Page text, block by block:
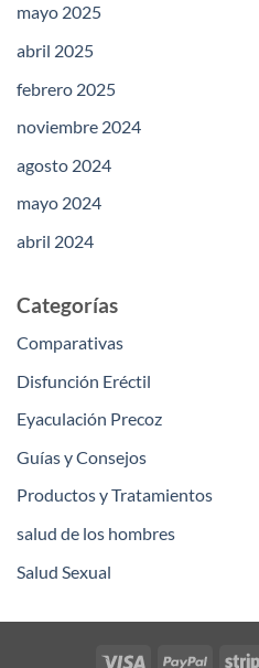
mayo 2025
abril 2025
febrero 2025
noviembre 2024
agosto 2024
mayo 2024
abril 2024
Categorías
Comparativas
Disfunción Eréctil
Eyaculación Precoz
Guías y Consejos
Productos y Tratamientos
salud de los hombres
Salud Sexual
Visa PayPal